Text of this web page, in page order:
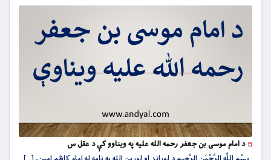
د امام موسی بن جعفر رحمه الله علیه په ویناوو کې د عقل س